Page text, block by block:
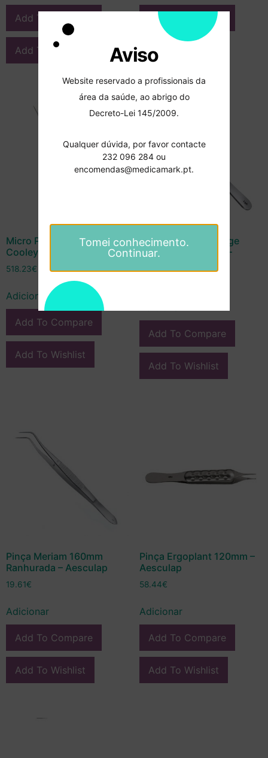
Add To Compare
Add To Wishlist
Add To Compare
Add To Wishlist
Micro Pinça Ergoplant
Cooley – Aesculap
518.23€
Adicionar
Add To Compare
Add To Wishlist
Pinça London College
150mm Ranhurada –
Add To Compare
Add To Wishlist
Pinça Meriam 160mm
Ranhurada – Aesculap
19.61€
Adicionar
Add To Compare
Add To Wishlist
Pinça Ergoplant 120mm –
Aesculap
58.44€
Adicionar
Add To Compare
Add To Wishlist
Aviso
Website reservado a profissionais da
área da saúde, ao abrigo do
Decreto-Lei 145/2009.
Qualquer dúvida, por favor contacte
232 096 284 ou
encomendas@medicamark.pt.
Tomei conhecimento.
Continuar.